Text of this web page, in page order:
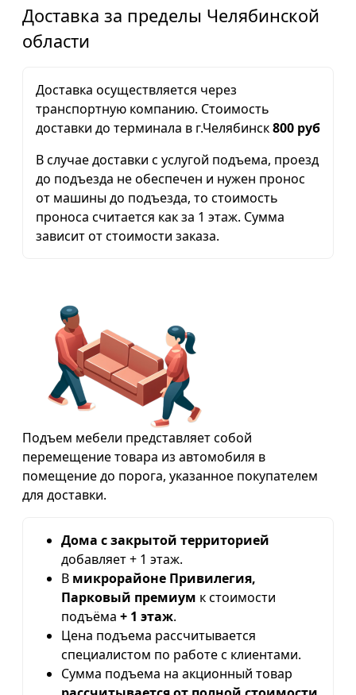
Доставка за пределы Челябинской
области
Доставка осуществляется через
транспортную компанию. Стоимость
доставки до терминала в г.Челябинск800 руб
В случае доставки с услугой подъема, проезд
до подъезда не обеспечен и нужен пронос
от машины до подъезда, то стоимость
проноса считается как за 1 этаж. Сумма
зависит от стоимости заказа.
Подъем мебели представляет собой
перемещение товара из автомобиля в
помещение до порога, указанное покупателем
для доставки.
Дома с закрытой территорией
добавляет + 1 этаж.
В микрорайоне Привилегия,
Парковый премиум к стоимости
подъёма + 1 этаж.
Цена подъема рассчитывается
специалистом по работе с клиентами.
Сумма подъема на акционный товар